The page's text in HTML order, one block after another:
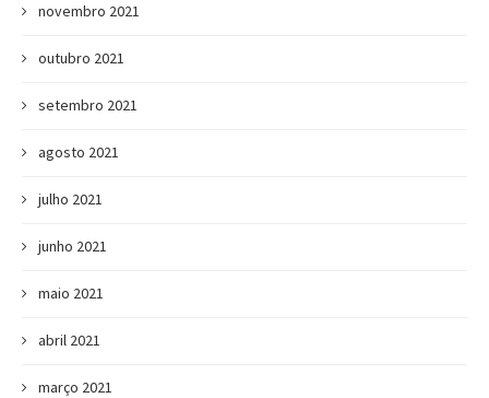
novembro 2021
outubro 2021
setembro 2021
agosto 2021
julho 2021
junho 2021
maio 2021
abril 2021
março 2021